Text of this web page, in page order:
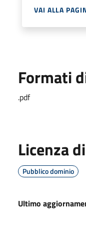
VAI ALLA
Formati
.pdf
Licenza
Pubblico dominio
Ultimo